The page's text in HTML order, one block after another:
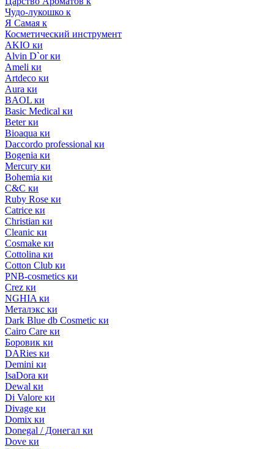
Чудо-лукошко к
Я Самая к
Косметический инструмент
AKIO ки
Alvin D`or ки
Ameli ки
Artdeco ки
Aura ки
BAOL ки
Basic Medical ки
Beter ки
Bioaqua ки
Daccordo professional ки
Bogenia ки
Mercury ки
Bohemia ки
C&C ки
Ruby Rose ки
Catrice ки
Christian ки
Cleanic ки
Cosmake ки
Cottolina ки
Cotton Club ки
PNB-cosmetics ки
Crez ки
NGHIA ки
Металэкс ки
Dark Blue db Cosmetic ки
Cairo Care ки
Боровик ки
DARies ки
Demini ки
IsaDora ки
Dewal ки
Di Valore ки
Divage ки
Domix ки
Donegal / Донегал ки
Dove ки